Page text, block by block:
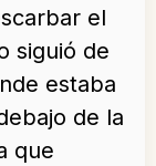
el
siguió de
estaba
de la
que